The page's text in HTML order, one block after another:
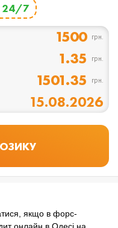
24/7
1500 грн.
1.35 грн.
1501.35 грн.
15.08.2026
якщо в форс-